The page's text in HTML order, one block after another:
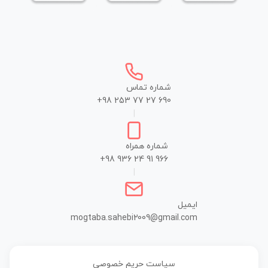
شماره تماس
+98 253 77 27 690
شماره همراه
+98 936 24 91 966
ایمیل
mogtaba.sahebi2009@gmail.com
سیاست حریم خصوصی